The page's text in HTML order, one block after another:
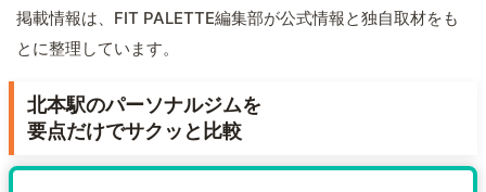
掲載情報は、FIT PALETTE編集部が公式情報と独自取材をも
とに整理しています。
北本駅のパーソナルジムを
要点だけでサクッと比較